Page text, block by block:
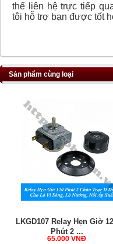
thể liên hệ trực tiếp
tôi hỗ trợ bạn được tốt
Sản phẩm cùng loại
LKGD107 Relay Hẹn Giờ
Phút 2 ...
65.000 VNĐ